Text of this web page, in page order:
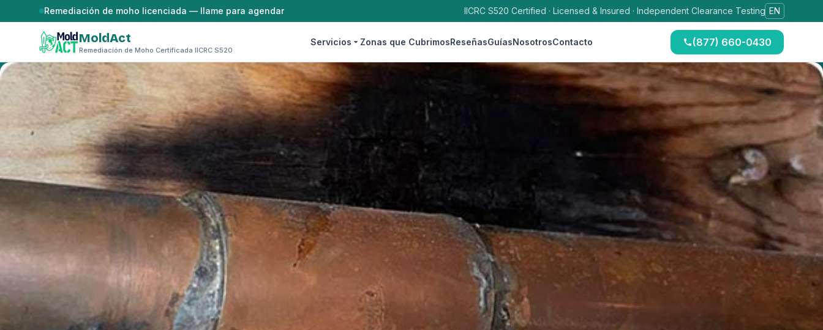
Saltar al contenidoRemediación de moho licenciada — llame para agendar IICRC S520 Certified · Licensed & Insured · Independent Clearance Testing EN
MoldAct
Remediación de Moho Certificada IICRC S520
Servicios Zonas que CubrimosReseñasGuíasNosotrosContacto (877) 660-0430